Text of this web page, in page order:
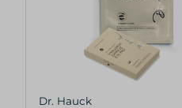
Dr. Hauck